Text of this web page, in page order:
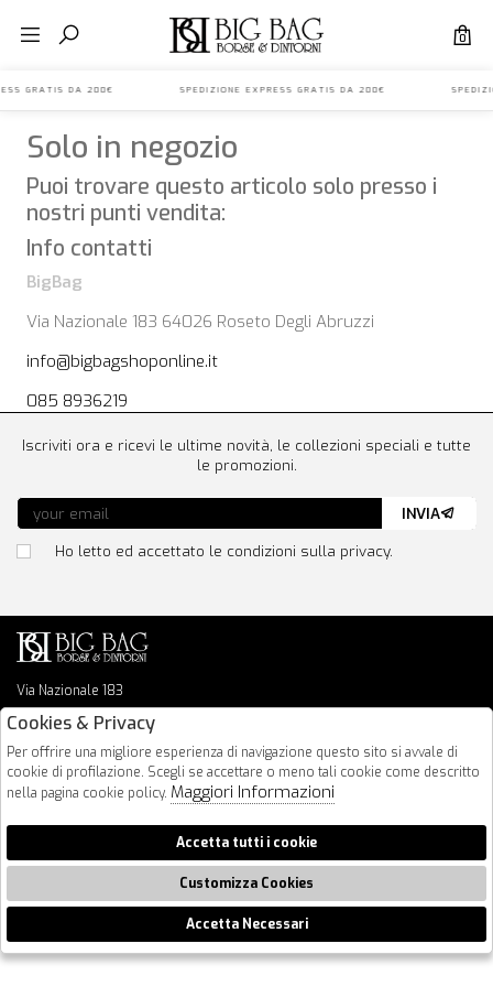
0
GRATIS DA 200€ SPEDIZIONE EXPRESS GRATIS DA 200€
Solo in negozio
Puoi trovare questo articolo solo presso i
nostri punti vendita:
Info contatti
BigBag
Via Nazionale 183 64026 Roseto Degli Abruzzi
info@bigbagshoponline.it
085 8936219
Via Nazionale 183
64026 Roseto Degli Abruzzi
info@bigbagshoponline.it
follow us
Iscriviti ora e ricevi le ultime novità, le collezioni speciali e tutte
le promozioni.
Ho letto ed accettato le condizioni sulla privacy.
INVIA
2026 BigBag - P.iva : 00916940679 Powered by
🍪
Cookies & Privacy
Per offrire una migliore esperienza di navigazione questo sito si avvale di
cookie di profilazione. Scegli se accettare o meno tali cookie come descritto
nella pagina cookie policy. Maggiori Informazioni
Accetta tutti i cookie
Customizza Cookies
Accetta Necessari